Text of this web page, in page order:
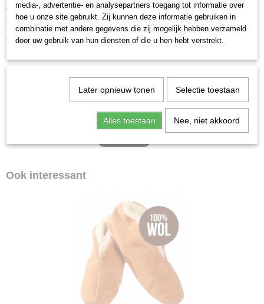
Vanwege de wisseling van kleuren is er alleen keuze tussen licht en
donker.
Wel kunt u bij de bestelling bij "opmerkingen" een voorkeurs kleur
Door de wol kan het in alle seizoenen gedragen worden. Koel in de zomer
en warm in de winter
Ook interessant
media-, advertentie- en analysepartners toegang tot informatie over
hoe u onze site gebruikt. Zij kunnen deze informatie gebruiken in
combinatie met andere gegevens die zij mogelijk hebben verzameld
door uw gebruik van hun diensten of die u hen hebt verstrekt.
Later opnieuw tonen Selectie toestaan
Alles toestaan Nee, niet akkoord